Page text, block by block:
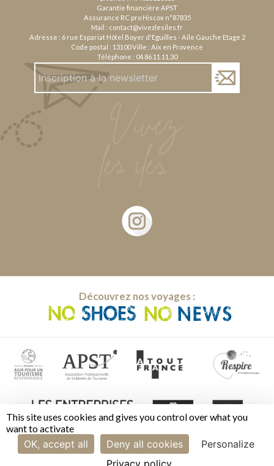
This site uses cookies and gives you control over what you
want to activate
OK, accept all Deny all cookies
Personalize
Privacy policy
Garantie financière APST
Assurance RC pro Hiscox n°87835
Mail : contact@vivezlesiles.fr
Adresse : 6 rue Espariat Hôtel Boyer d'Eguilles - Aile Gauche Etage 2
Code postal : 13100 Ville : Aix en Provence
Téléphone : 04.86.11.11.30
Découvrez nos voyages :
Mentions légales | CGV|Cookies|Gestion des cookies